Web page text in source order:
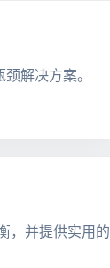
解决方案。
，并提供实用的